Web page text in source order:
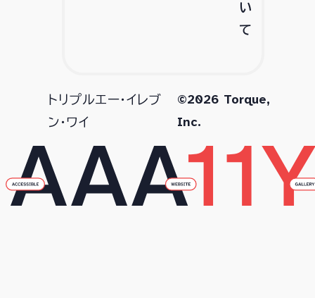
い
て
トリプルエー・イレブ
ン・ワイ
©2026 Torque,
Inc.